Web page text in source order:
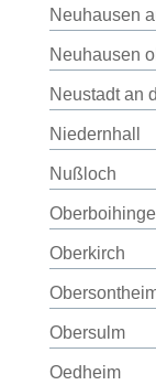
Neuhausen
Neuhausen
Neustadt an
Niedernhall
Nußloch
Oberkirch
Obersulm
Oedheim